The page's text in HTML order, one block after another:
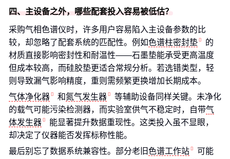
四、主设备之外，哪些配套投入容易被低估？
采购气相色谱仪时，许多用户容易陷入主设备参数的比
较，却忽略了配套系统的匹配性。例如色谱柱密封垫
的
材质直接影响密封性和耐温性——石墨垫能承受更高温度
但成本较高，而硅胶垫更适合常规分析。若选错类型，轻
则导致漏气影响精度，重则需频繁更换增加长期成本。
气体净化器
和氮气发生器
等辅助设备同样关键。未净化
的载气可能污染检测器，而实验室供气不稳定时，自带气
体发生器
能显著提升数据重现性。这类投入虽不显眼，
却决定了仪器能否发挥标称性能。
最后别忘了数据系统兼容性。部分老旧色谱工作站
可能